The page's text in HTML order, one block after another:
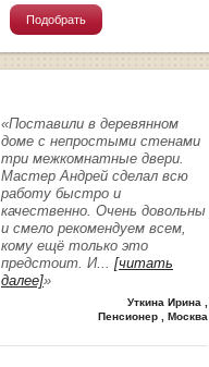
Подобрать
«Поставили в деревянном
доме с непростыми стенами
три межкомнатные двери.
Мастер Андрей сделал всю
работу быстро и
качественно. Очень довольны
и смело рекомендуем всем,
кому ещё только это
предстоит. И... [читать
далее]»
Уткина Ирина ,
Пенсионер , Москва